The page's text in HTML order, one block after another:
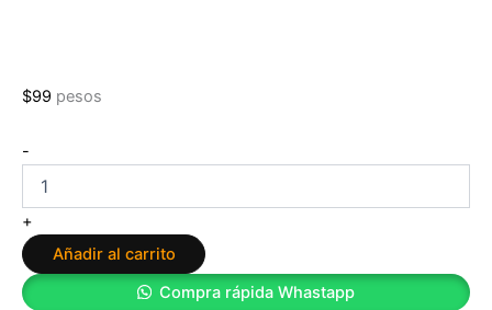
$99 pesos
-
Páramo
de
Juan
Rulfo
cantidad
+
Añadir al carrito
Compra rápida Whastapp